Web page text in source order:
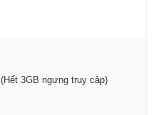
(Hết 3GB ngưng truy cập)